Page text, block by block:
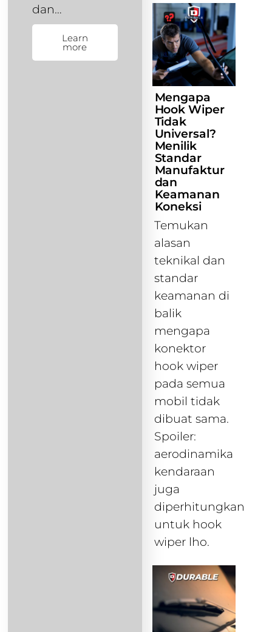
dan…
Learn
more
Mengapa
Hook Wiper
Tidak
Universal?
Menilik
Standar
Manufaktur
dan
Keamanan
Koneksi
Temukan
alasan
teknikal dan
standar
keamanan di
balik
mengapa
konektor
hook wiper
pada semua
mobil tidak
dibuat sama.
Spoiler:
aerodinamika
kendaraan
juga
diperhitungkan
untuk hook
wiper lho.